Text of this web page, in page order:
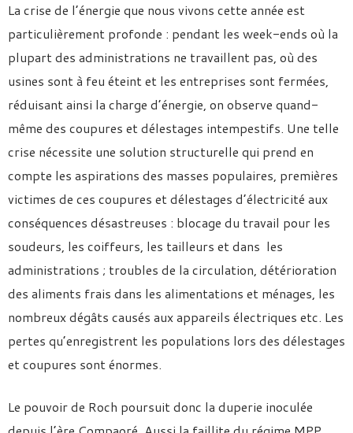
La crise de l’énergie que nous vivons cette année est
particulièrement profonde : pendant les week-ends où la
plupart des administrations ne travaillent pas, où des
usines sont à feu éteint et les entreprises sont fermées,
réduisant ainsi la charge d’énergie, on observe quand-
même des coupures et délestages intempestifs. Une telle
crise nécessite une solution structurelle qui prend en
compte les aspirations des masses populaires, premières
victimes de ces coupures et délestages d’électricité aux
conséquences désastreuses : blocage du travail pour les
soudeurs, les coiffeurs, les tailleurs et dans les
administrations ; troubles de la circulation, détérioration
des aliments frais dans les alimentations et ménages, les
nombreux dégâts causés aux appareils électriques etc. Les
pertes qu’enregistrent les populations lors des délestages
et coupures sont énormes.
Le pouvoir de Roch poursuit donc la duperie inoculée